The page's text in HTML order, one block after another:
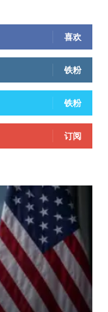
喜欢
铁粉
铁粉
订阅